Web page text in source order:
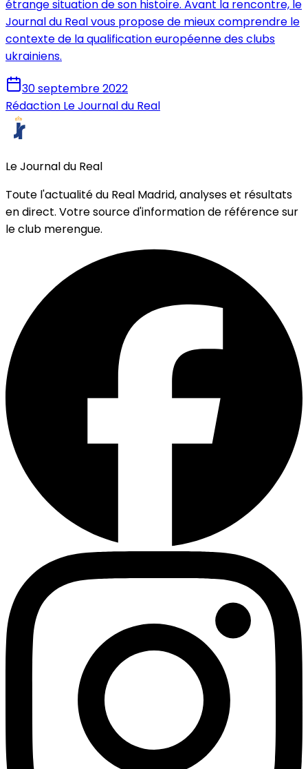
étrange situation de son histoire. Avant la rencontre, le
Journal du Real vous propose de mieux comprendre le
contexte de la qualification européenne des clubs
ukrainiens.
30 septembre 2022
Rédaction Le Journal du Real
Le Journal du Real
Toute l'actualité du Real Madrid, analyses et résultats
en direct. Votre source d'information de référence sur
le club merengue.